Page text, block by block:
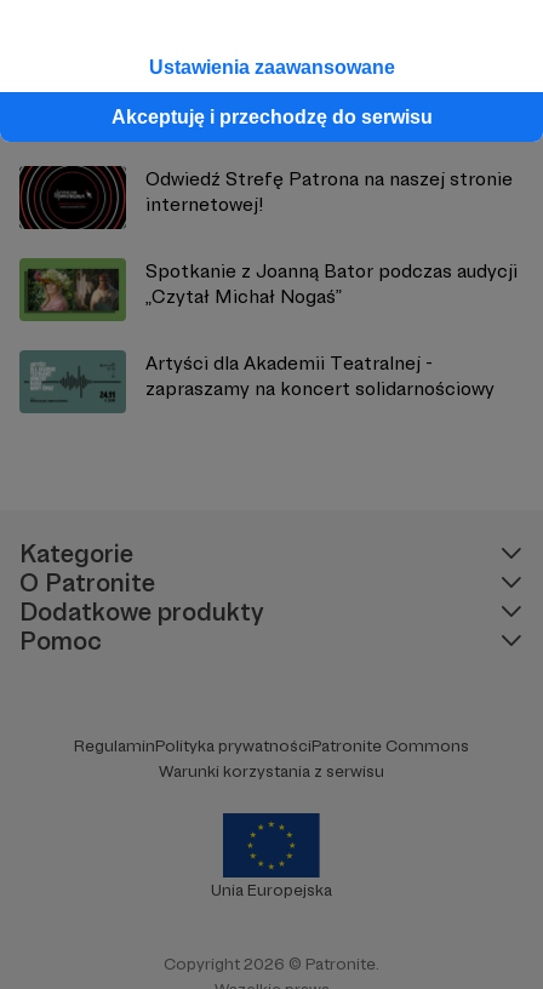
Ustawienia zaawansowane
Akceptuję i przechodzę do serwisu
Zobacz również
Odwiedź Strefę Patrona na naszej stronie
internetowej!
Spotkanie z Joanną Bator podczas audycji
„Czytał Michał Nogaś”
Artyści dla Akademii Teatralnej -
zapraszamy na koncert solidarnościowy
Kategorie
O Patronite
Dodatkowe produkty
Pomoc
RegulaminPolityka prywatnościPatronite Commons
Warunki korzystania z serwisu
Unia Europejska
Copyright 2026 © Patronite.